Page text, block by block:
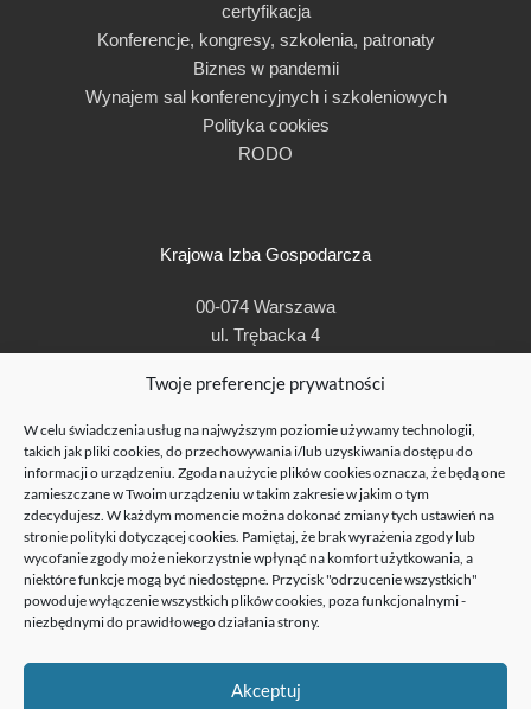
Twoje preferencje prywatności
W celu świadczenia usług na najwyższym poziomie używamy technologii,
takich jak pliki cookies, do przechowywania i/lub uzyskiwania dostępu do
informacji o urządzeniu. Zgoda na użycie plików cookies oznacza, że będą one
zamieszczane w Twoim urządzeniu w takim zakresie w jakim o tym
zdecydujesz. W każdym momencie można dokonać zmiany tych ustawień na
stroniepolityki dotyczącej cookies. Pamiętaj, że brak wyrażenia zgody lub
wycofanie zgody może niekorzystnie wpłynąć na komfort użytkowania, a
niektóre funkcje mogą być niedostępne. Przycisk "odrzucenie wszystkich"
powoduje wyłączenie wszystkich plików cookies, poza funkcjonalnymi -
niezbędnymi do prawidłowego działania strony.
Akceptuj
Krajowa Izba Gospodarcza
00-074 Warszawa
ul. Trębacka 4
e:kig@kig.pl
© Krajowa Izba Gospodarcza 1990-2019
certyfikacja
Konferencje, kongresy, szkolenia, patronaty
Biznes w pandemii
Wynajem sal konferencyjnych i szkoleniowych
Polityka cookies
RODO
Krajowa Izba Gospodarcza otrzymała dofinansowanie w ramach projektu
Gospodarczej”, w ramach działania 3.4 Dotacje na kapitał obrotowy Programu